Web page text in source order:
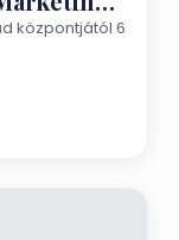
központjától 6